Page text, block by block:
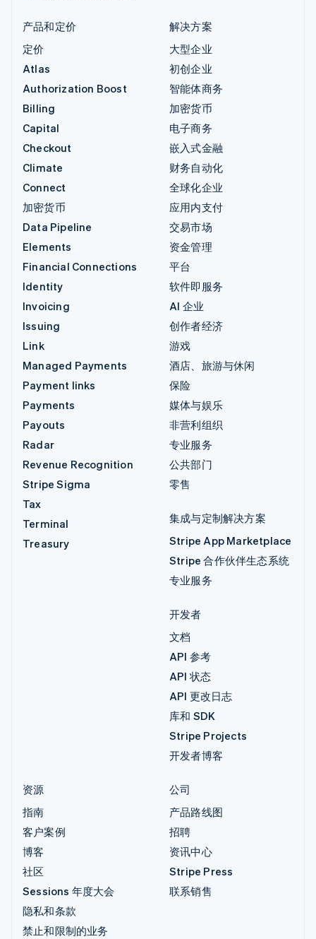
产品和定价
定价
Atlas
Authorization Boost
Billing
Capital
Checkout
Climate
Connect
加密货币
Data Pipeline
Elements
Financial Connections
Identity
Invoicing
Issuing
Link
Managed Payments
Payment links
Payments
Payouts
Radar
Revenue Recognition
Stripe Sigma
Tax
Terminal
Treasury
解决方案
大型企业
初创企业
智能体商务
加密货币
电子商务
嵌入式金融
财务自动化
全球化企业
应用内支付
交易市场
资金管理
平台
软件即服务
AI 企业
创作者经济
游戏
酒店、旅游与休闲
保险
媒体与娱乐
非营利组织
专业服务
公共部门
零售
集成与定制解决方案
Stripe App Marketplace
Stripe 合作伙伴生态系统
专业服务
开发者
文档
API 参考
API 状态
API 更改日志
库和 SDK
Stripe Projects
开发者博客
资源
指南
客户案例
博客
社区
Sessions 年度大会
隐私和条款
禁止和限制的业务
公司
产品路线图
招聘
资讯中心
Stripe Press
联系销售